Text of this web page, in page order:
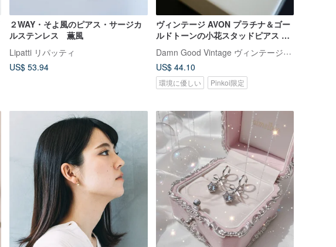
２WAY・そよ風のピアス・サージカ
ルステンレス 薫風
Lipatti リパッティ
US$ 53.94
ヴィンテージ AVON プラチナ＆ゴー
ルドトーンの小花スタッドピアス オ
リジナルボックス付き A198
Damn Good Vintage ヴィンテージジュエリー
US$ 44.10
環境に優しい Pinkoi限定